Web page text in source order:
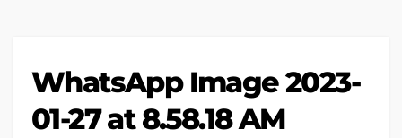
WhatsApp Image 2023-
01-27 at 8.58.18 AM